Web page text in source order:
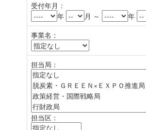
受付年月：
年
月 ～
年
事業名：
担当局：
担当区：